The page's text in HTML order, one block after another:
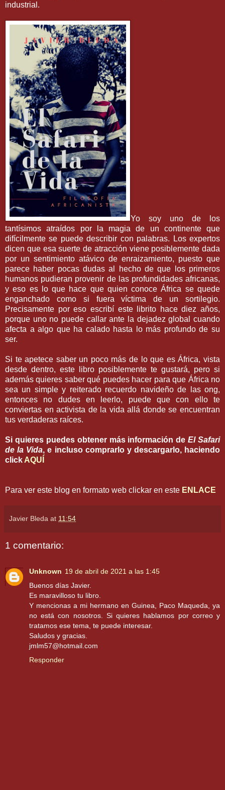
industrial.
Yo soy uno de los
tantísimos atraídos por la magia de un continente que
difícilmente se puede describir con palabras. Los expertos
dicen que esa suerte de atracción viene posiblemente dada
por un sentimiento atávico de enraizamiento, puesto que
parece haber pocas dudas al hecho de que los primeros
humanos pudieran provenir de las profundidades africanas,
y eso es lo que hace que quien conoce África se quede
enganchado como si fuera víctima de un sortilegio.
Precisamente por eso escribí este librito hace diez años,
porque uno no puede callar ante la dejadez global cuando
afecta a algo que ha calado hasta lo más profundo de su
ser.
Si te apetece saber un poco más de lo que es África, vista
desde dentro, este libro posiblemente te gustará, pero si
además quieres saber qué puedes hacer para que África no
sea un simple y reiterado recuerdo navideño de las ong,
entonces no dudes en leerlo, puede que con ello te
conviertas en activista de la vida allá donde se encuentran
tus verdaderas raíces.
Si quieres puedes obtener más información deEl Safari
de la Vida, e incluso comprarlo y descargarlo, haciendo
clickAQUÍ
Para ver este blog en formato web clickar en este ENLACE
Javier Bleda at 11:54
1 comentario:
Unknown 19 de abril de 2021 a las 1:45
Buenos días Javier.
Es maravilloso tu libro.
Y mencionas a mi hermano en Guinea, Paco Maqueda, ya
no está con nosotros. Si quieres hablamos por correo y
tratamos ese tema, te puede interesar.
Saludos y gracias.
jmlm57@hotmail.com
Responder